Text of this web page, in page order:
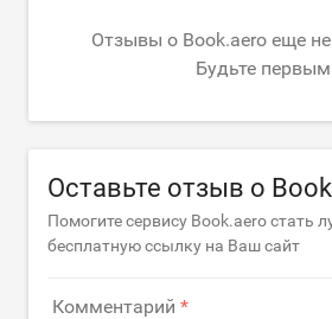
Отзывы о Book.aero еще
Будьте
Оставьте отзыв о Book
Помогите сервису Book.aero стать
бесплатную ссылку на Ваш сайт
Комментарий